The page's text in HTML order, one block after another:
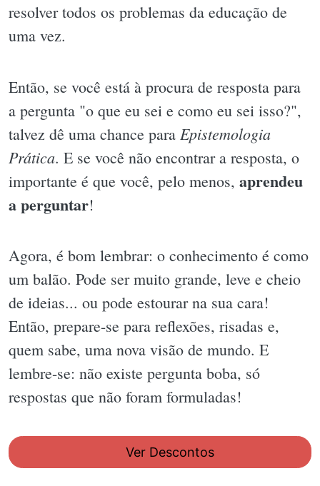
resolver todos os problemas da educação de
uma vez.
Então, se você está à procura de resposta para
a pergunta "o que eu sei e como eu sei isso?",
talvez dê uma chance para Epistemologia
Prática. E se você não encontrar a resposta, o
importante é que você, pelo menos, aprendeu
a perguntar!
Agora, é bom lembrar: o conhecimento é como
um balão. Pode ser muito grande, leve e cheio
de ideias... ou pode estourar na sua cara!
Então, prepare-se para reflexões, risadas e,
quem sabe, uma nova visão de mundo. E
lembre-se: não existe pergunta boba, só
respostas que não foram formuladas!
Ver Descontos